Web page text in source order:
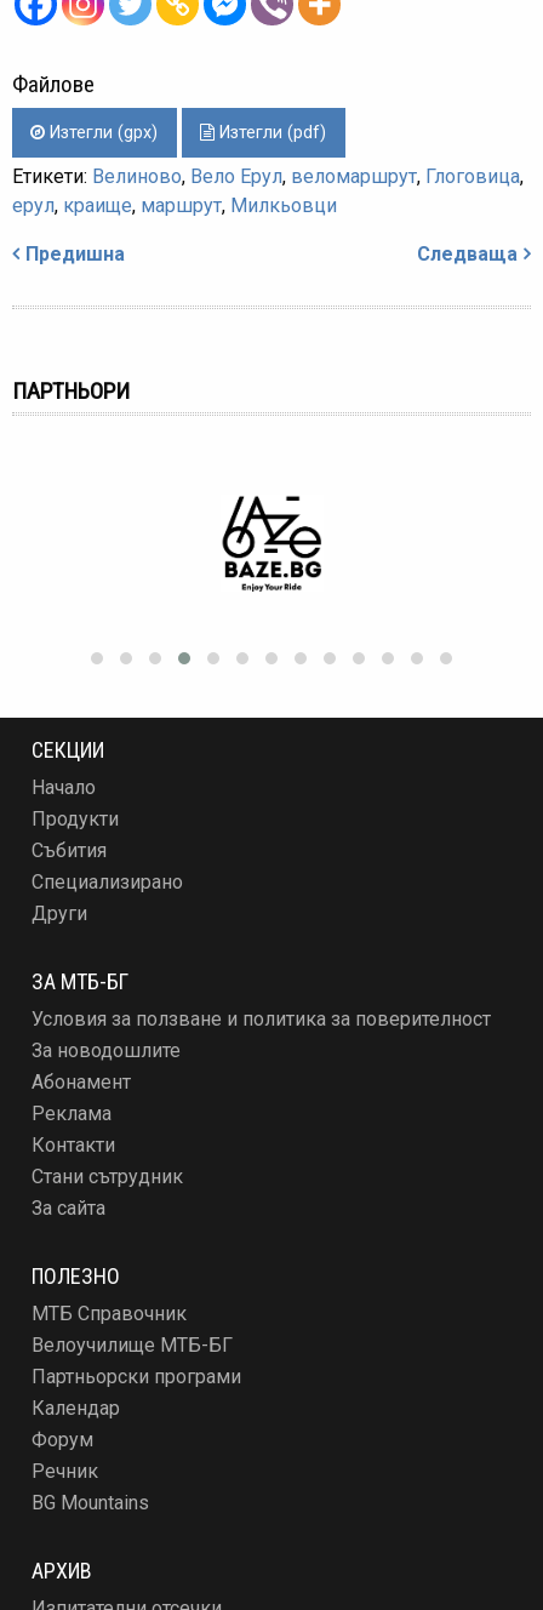
Файлове
Изтегли (gpx) Изтегли (pdf)
Етикети: Велиново, Вело Ерул, веломаршрут, Глоговица,
ерул, краище, маршрут, Милкьовци
Предишна Следваща
ПАРТНЬОРИ
СЕКЦИИ
Начало
Продукти
Събития
Специализирано
Други
ЗА МТБ-БГ
Условия за ползване и политика за поверителност
За новодошлите
Абонамент
Реклама
Контакти
Стани сътрудник
За сайта
ПОЛЕЗНО
МТБ Справочник
Велоучилище МТБ-БГ
Партньорски програми
Календар
Форум
Речник
BG Mountains
АРХИВ